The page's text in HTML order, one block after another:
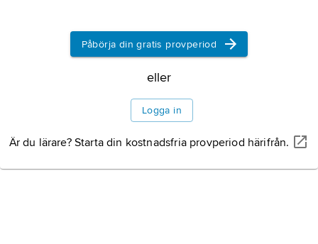
Information om artikeln
Påbörja din gratis provperiod
eller
Logga in
Är du lärare? Starta din kostnadsfria provperiod härifrån.